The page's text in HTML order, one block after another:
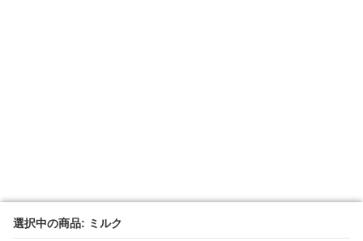
選択中の商品: ミルク
選択中の商品: ミルク